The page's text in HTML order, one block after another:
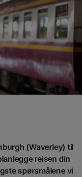
(Waverley) til
reisen din
spørsmålene vi